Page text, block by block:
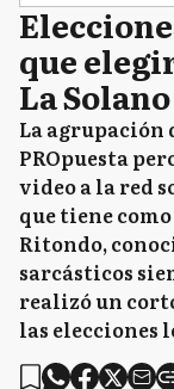
que
La
La agrupación
PROpuesta
video a la red
que tiene
Ritondo,
sarcásticos
realizó un
las elecciones